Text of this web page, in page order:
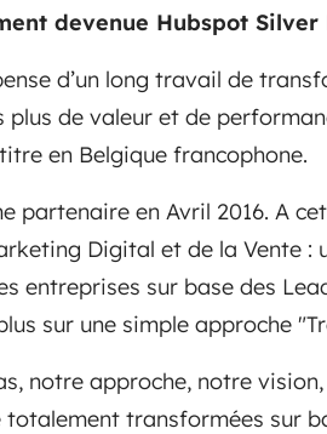
devenue Hubspot
d’un long travail de
plus de valeur et de
en Belgique francophone.
partenaire en Avril 2016. A
Digital et de la Vente :
entreprises sur base des
sur une simple approche
notre approche, notre
transformées sur